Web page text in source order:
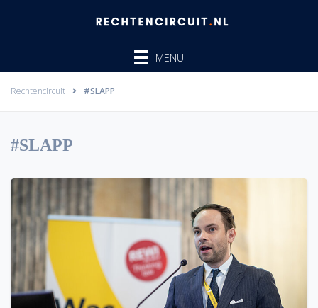
MENU
Rechtencircuit #SLAPP
#SLAPP